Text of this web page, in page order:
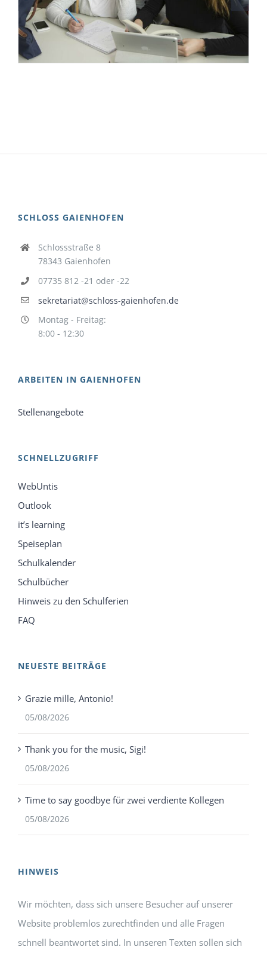
SCHLOSS GAIENHOFEN
Schlossstraße 8
78343 Gaienhofen
07735 812 -21 oder -22
sekretariat@schloss-gaienhofen.de
Montag - Freitag:
8:00 - 12:30
ARBEITEN IN GAIENHOFEN
Stellenangebote
SCHNELLZUGRIFF
WebUntis
Outlook
it’s learning
Speiseplan
Schulkalender
Schulbücher
Hinweis zu den Schulferien
FAQ
NEUESTE BEITRÄGE
Grazie mille, Antonio!
05/08/2026
Thank you for the music, Sigi!
05/08/2026
Time to say goodbye für zwei verdiente Kollegen
05/08/2026
HINWEIS
Wir möchten, dass sich unsere Besucher auf unserer
Website problemlos zurechtfinden und alle Fragen
schnell beantwortet sind. In unseren Texten sollen sich